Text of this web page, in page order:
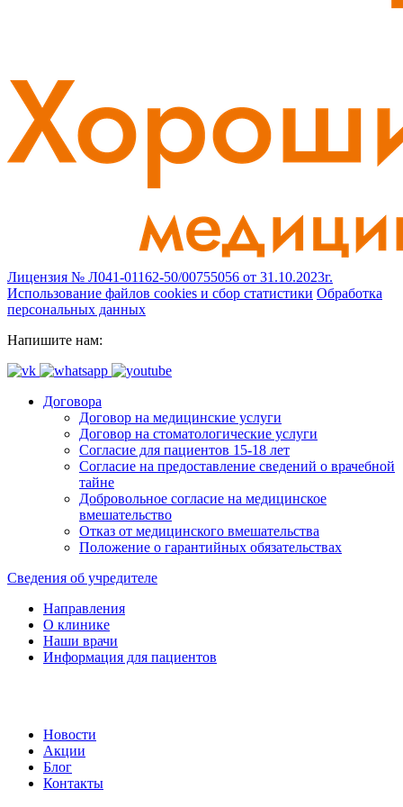
Лицензия № Л041-01162-50/00755056 от 31.10.2023г.
Использование файлов cookies и сбор статистики Обработка
персональных данных
Напишите нам:
Договора
Договор на медицинские услуги
Договор на стоматологические услуги
Согласие для пациентов 15-18 лет
Согласие на предоставление сведений о врачебной
тайне
Добровольное согласие на медицинское
вмешательство
Отказ от медицинского вмешательства
Положение о гарантийных обязательствах
Сведения об учредителе
Направления
О клинике
Наши врачи
Информация для пациентов
Новости
Акции
Блог
Контакты